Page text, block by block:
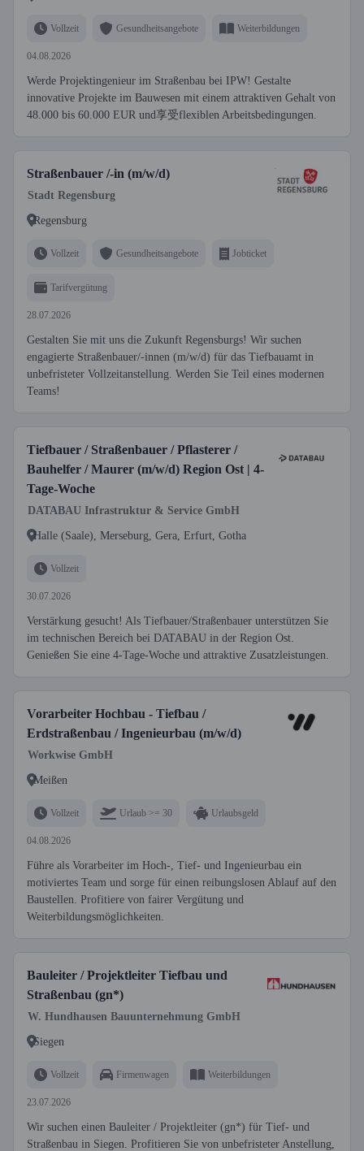
Vollzeit Gesundheitsangebote Weiterbildungen
04.08.2026
Werde Projektingenieur im Straßenbau bei IPW! Gestalte
innovative Projekte im Bauwesen mit einem attraktiven Gehalt von
48.000 bis 60.000 EUR und享受flexiblen Arbeitsbedingungen.
Straßenbauer /-in (m/w/d)
Stadt Regensburg
Regensburg
Vollzeit Gesundheitsangebote Jobticket
Tarifvergütung
28.07.2026
Gestalten Sie mit uns die Zukunft Regensburgs! Wir suchen
engagierte Straßenbauer/-innen (m/w/d) für das Tiefbauamt in
unbefristeter Vollzeitanstellung. Werden Sie Teil eines modernen
Teams!
Tiefbauer / Straßenbauer / Pflasterer /
Bauhelfer / Maurer (m/w/d) Region Ost | 4-
Tage-Woche
DATABAU Infrastruktur & Service GmbH
Halle (Saale), Merseburg, Gera, Erfurt, Gotha
Vollzeit
30.07.2026
Verstärkung gesucht! Als Tiefbauer/Straßenbauer unterstützen Sie
im technischen Bereich bei DATABAU in der Region Ost.
Genießen Sie eine 4-Tage-Woche und attraktive Zusatzleistungen.
Vorarbeiter Hochbau - Tiefbau /
Erdstraßenbau / Ingenieurbau (m/w/d)
Workwise GmbH
Meißen
Vollzeit Urlaub >= 30 Urlaubsgeld
04.08.2026
Führe als Vorarbeiter im Hoch-, Tief- und Ingenieurbau ein
motiviertes Team und sorge für einen reibungslosen Ablauf auf den
Baustellen. Profitiere von fairer Vergütung und
Weiterbildungsmöglichkeiten.
Bauleiter / Projektleiter Tiefbau und
Straßenbau (gn*)
W. Hundhausen Bauunternehmung GmbH
Siegen
Vollzeit Firmenwagen Weiterbildungen
23.07.2026
Wir suchen einen Bauleiter / Projektleiter (gn*) für Tief- und
Straßenbau in Siegen. Profitieren Sie von unbefristeter Anstellung,